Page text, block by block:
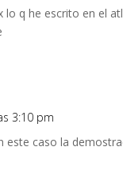
q he escrito en el
3:10 pm
este caso la